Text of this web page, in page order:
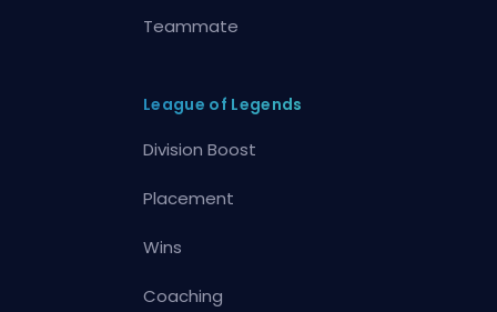
Teammate
League of Legends
Division Boost
Placement
Wins
Coaching